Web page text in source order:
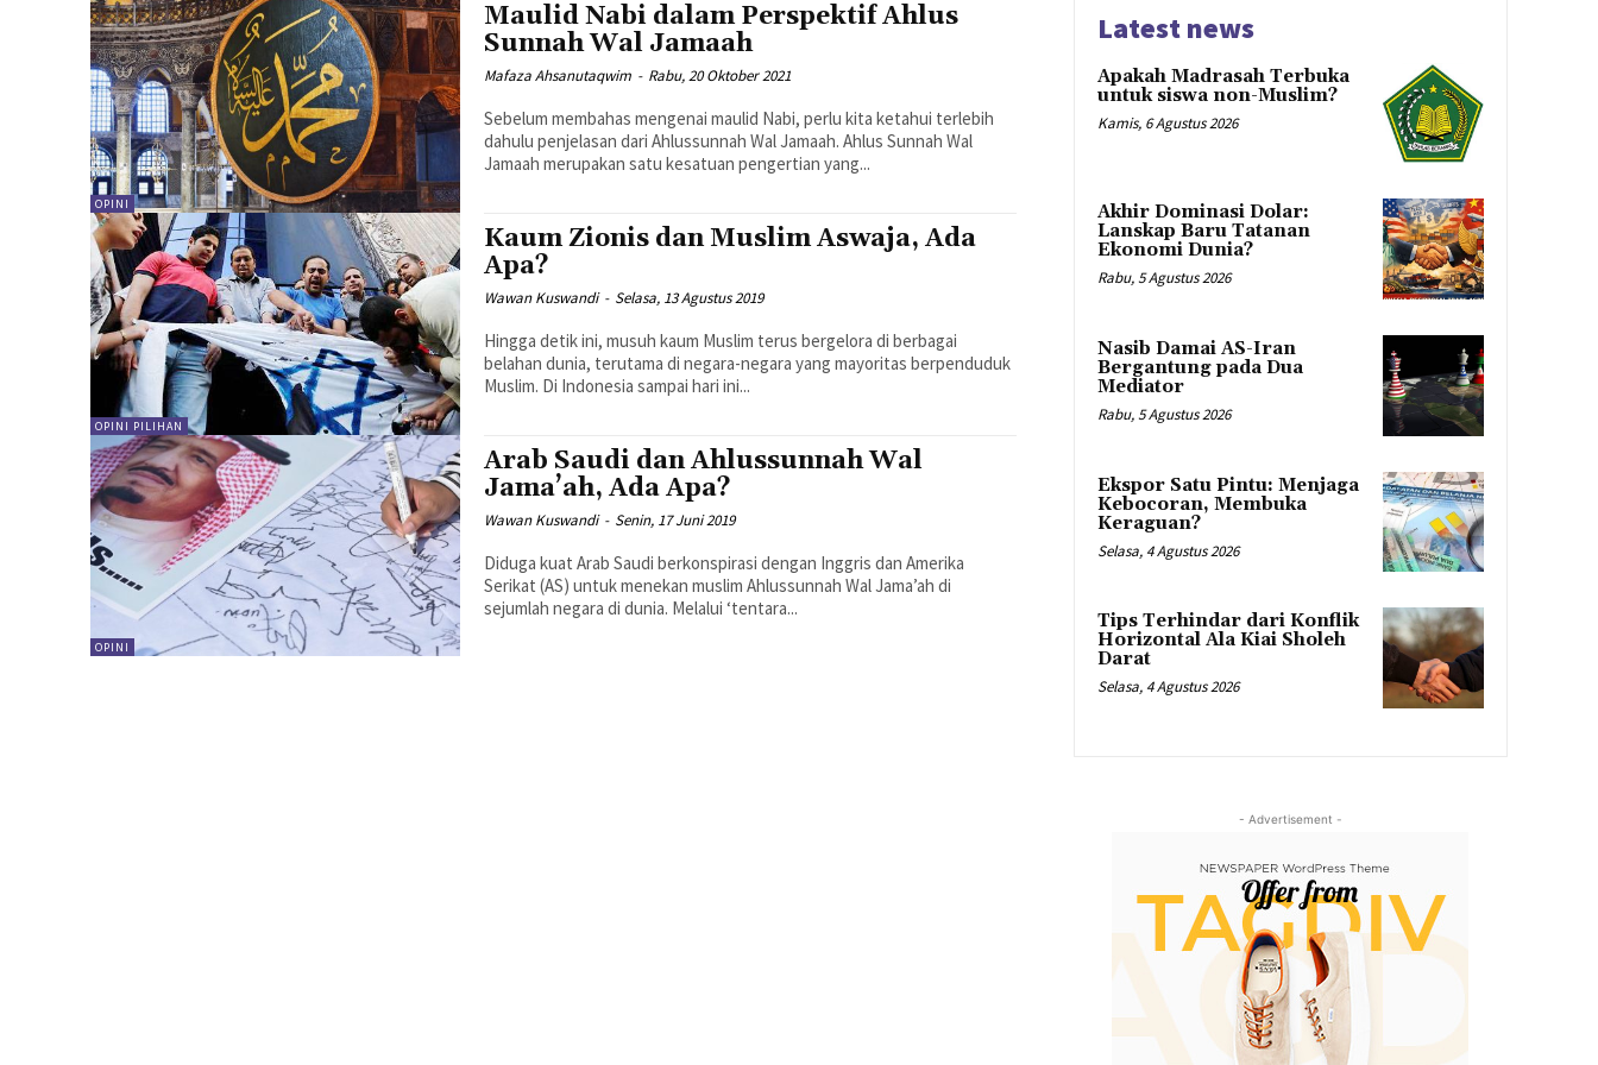
OPINI
Maulid Nabi dalam Perspektif Ahlus
Sunnah Wal Jamaah
Mafaza Ahsanutaqwim - Rabu, 20 Oktober 2021
Sebelum membahas mengenai maulid Nabi, perlu kita ketahui terlebih
dahulu penjelasan dari Ahlussunnah Wal Jamaah. Ahlus Sunnah Wal
Jamaah merupakan satu kesatuan pengertian yang...
OPINI PILIHAN
Kaum Zionis dan Muslim Aswaja, Ada
Apa?
Wawan Kuswandi - Selasa, 13 Agustus 2019
Hingga detik ini, musuh kaum Muslim terus bergelora di berbagai
belahan dunia, terutama di negara-negara yang mayoritas berpenduduk
Muslim. Di Indonesia sampai hari ini...
OPINI
Arab Saudi dan Ahlussunnah Wal
Jama’ah, Ada Apa?
Wawan Kuswandi - Senin, 17 Juni 2019
Diduga kuat Arab Saudi berkonspirasi dengan Inggris dan Amerika
Serikat (AS) untuk menekan muslim Ahlussunnah Wal Jama’ah di
sejumlah negara di dunia. Melalui ‘tentara...
Latest news
Apakah Madrasah Terbuka
untuk siswa non-Muslim?
Kamis, 6 Agustus 2026
Akhir Dominasi Dolar:
Lanskap Baru Tatanan
Ekonomi Dunia?
Rabu, 5 Agustus 2026
Nasib Damai AS-Iran
Bergantung pada Dua
Mediator
Rabu, 5 Agustus 2026
Ekspor Satu Pintu: Menjaga
Kebocoran, Membuka
Keraguan?
Selasa, 4 Agustus 2026
Tips Terhindar dari Konflik
Horizontal Ala Kiai Sholeh
Darat
Selasa, 4 Agustus 2026
- Advertisement -